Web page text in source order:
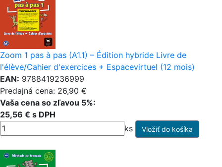
Zoom 1 pas à pas (A1.1) – Édition hybride Livre de
l'élève/Cahier d'exercices + Espacevirtuel (12 mois)
EAN: 9788419236999
Predajná cena: 26,90 €
Vaša cena so zľavou 5%:
25,56 € s DPH
ks